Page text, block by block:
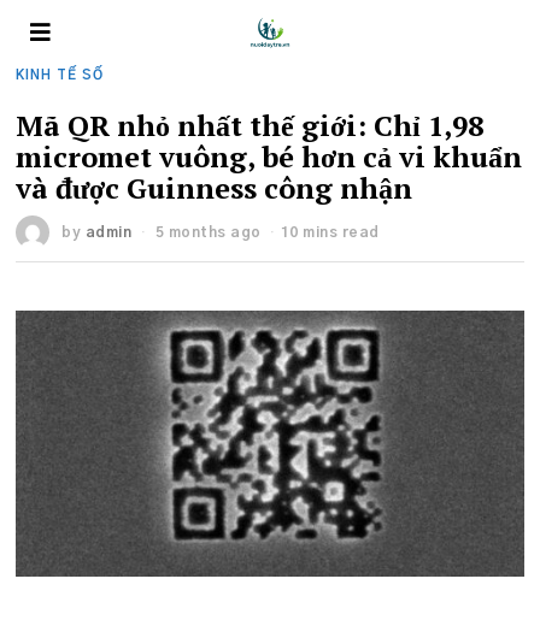
KINH TẾ SỐ
Mã QR nhỏ nhất thế giới: Chỉ 1,98
micromet vuông, bé hơn cả vi khuẩn
và được Guinness công nhận
by admin 5 months ago 10 mins read